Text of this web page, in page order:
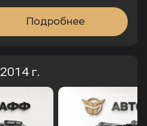
Подробнее
2014 г.